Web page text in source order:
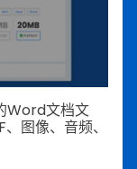
Word文档文
图像、音频、